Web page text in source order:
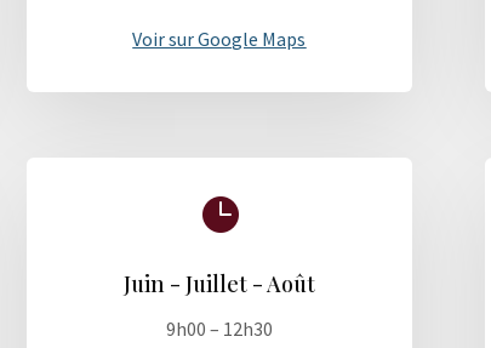
Voir sur Google Maps

Juin - Juillet - Août
9h00 – 12h30